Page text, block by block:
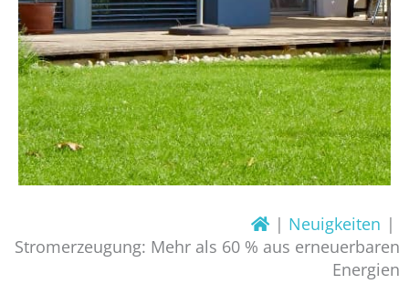
Neuigkeiten
Stromerzeugung: Mehr als 60 % aus erneuerbaren
Energien